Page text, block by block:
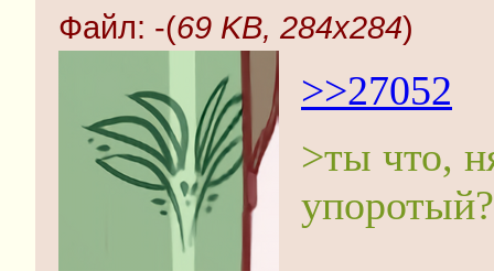
Файл: -(69 KB, 284x284)
>>27052
>ты что,
упоротый?